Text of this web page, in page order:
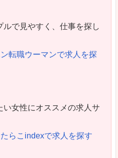
で見やすく、仕事を探し
転職ウーマンで求人を探
女性にオススメの求人サ
らこindexで求人を探す